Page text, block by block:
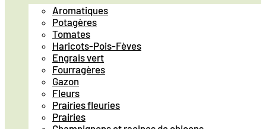
Aromatiques
Potagères
Tomates
Haricots-Pois-Fèves
Engrais vert
Fourragères
Gazon
Fleurs
Prairies fleuries
Prairies